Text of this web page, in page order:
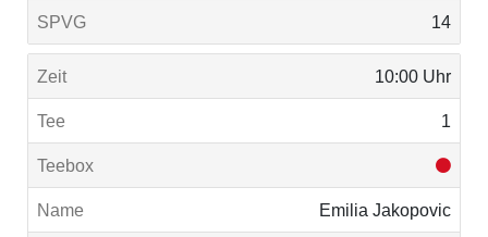
14
10:00 Uhr
1
Emilia Jakopovic